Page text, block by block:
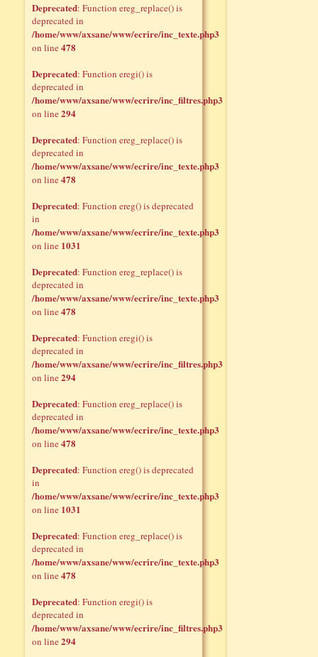
Deprecated: Function ereg_replace() is
deprecated in
/home/www/axsane/www/ecrire/inc_texte.php3
on line478
Deprecated: Function eregi() is
deprecated in
/home/www/axsane/www/ecrire/inc_filtres.php3
on line294
Deprecated: Function ereg_replace() is
deprecated in
/home/www/axsane/www/ecrire/inc_texte.php3
on line478
Deprecated: Function ereg() is deprecated
in
/home/www/axsane/www/ecrire/inc_texte.php3
on line 1031
Deprecated: Function ereg_replace() is
deprecated in
/home/www/axsane/www/ecrire/inc_texte.php3
on line478
Deprecated: Function eregi() is
deprecated in
/home/www/axsane/www/ecrire/inc_filtres.php3
on line294
Deprecated: Function ereg_replace() is
deprecated in
/home/www/axsane/www/ecrire/inc_texte.php3
on line478
Deprecated: Function ereg() is deprecated
in
/home/www/axsane/www/ecrire/inc_texte.php3
on line 1031
Deprecated: Function ereg_replace() is
deprecated in
/home/www/axsane/www/ecrire/inc_texte.php3
on line478
Deprecated: Function eregi() is
deprecated in
/home/www/axsane/www/ecrire/inc_filtres.php3
on line294